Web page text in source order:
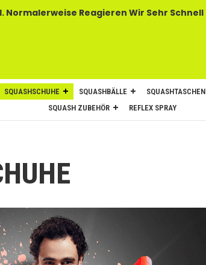
Reagieren Wir Sehr Schnell
SQUASHSCHUHE SQUASHBÄLLE SQUASHTASCHEN
SQUASH ZUBEHÖR
REFLEX SPRAY